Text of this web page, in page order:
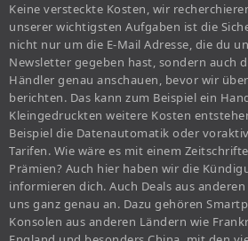
Keine versteckte Kosten, wir
unserer wichtigsten Aufgaben ist die
nicht nur um die E-Mail Adresse, die du
Newsletter gegeben hast, sondern auch
Händler genau anschauen, bevor wir
berichten. Das kann zum Beispiel ein
Kleingedruckten weitere Kosten
Beispiel die Datenautomatik oder
Tarifen. Wie wäre es mit einem
Prämien? Auch hier haben wir die
informieren dich. Auch Deals aus
uns ganz genau an. Dazu gehören
Konsolen aus anderen Ländern wie